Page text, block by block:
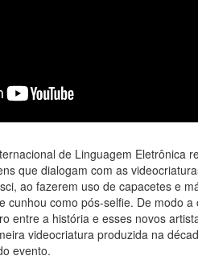
de Linguagem Eletrônica
que dialogam com as
ao fazerem uso de capacetes e
cunhou como pós-selfie. De modo a
entre a história e esses novos
videocriatura produzida na
evento.